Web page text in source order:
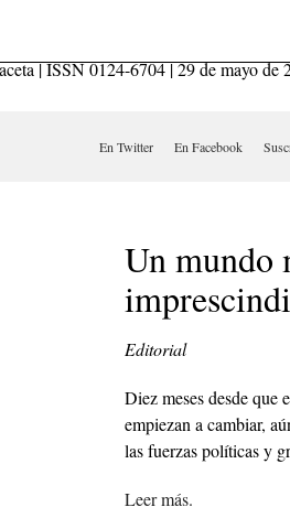
En Twitter En Facebook
Un mundo
Editorial
Diez meses desde que
empiezan a cambiar,
las fuerzas políticas y
Leer más.